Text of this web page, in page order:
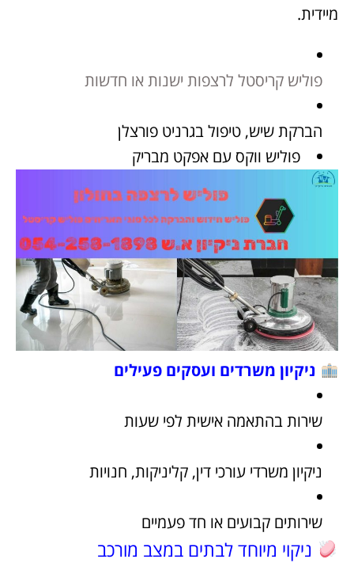
מיידית.
פוליש קריסטל לרצפות ישנות או חדשות
הברקת שיש, טיפול בגרניט פורצלן
פוליש ווקס עם אפקט מבריק
ניקיון משרדים ועסקים פעילים
שירות בהתאמה אישית לפי שעות
ניקיון משרדי עורכי דין, קליניקות, חנויות
שירותים קבועים או חד פעמיים
ניקוי מיוחד לבתים במצב מורכב